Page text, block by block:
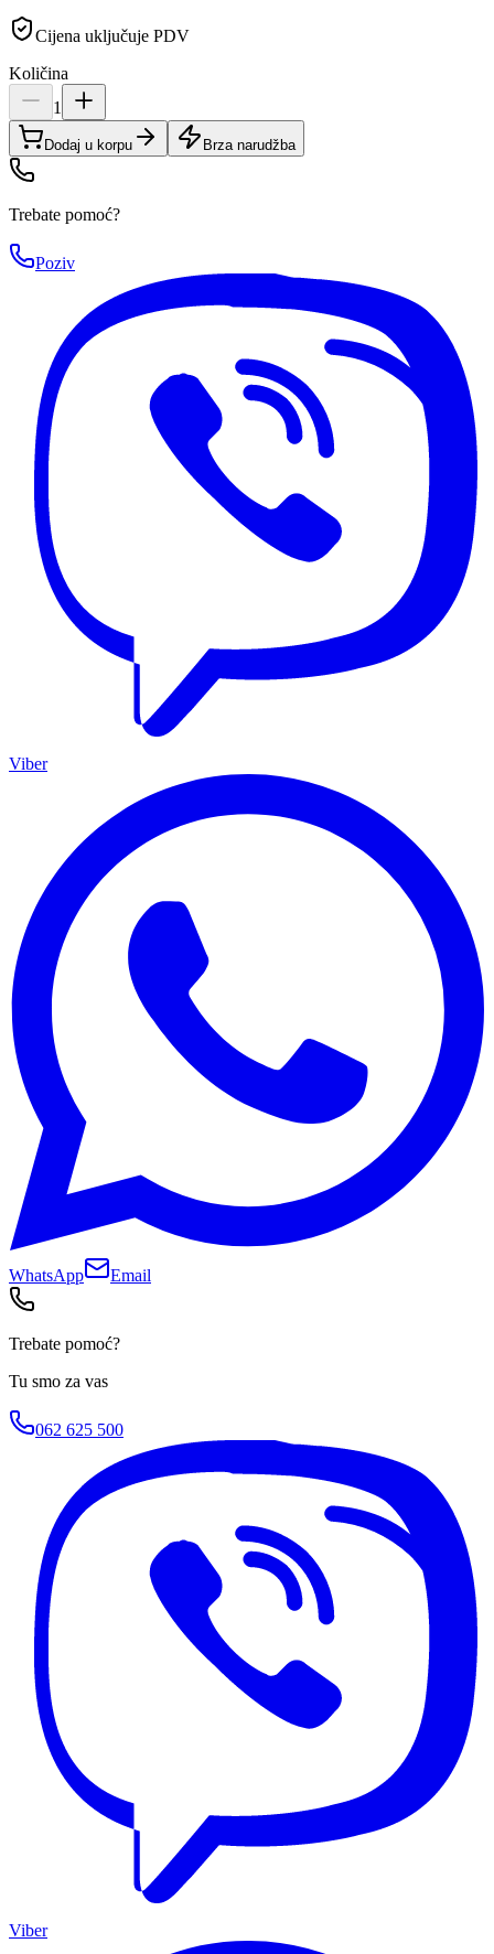
Cijena uključuje PDV
Količina
1
Dodaj u korpu Brza narudžba
Trebate pomoć?
Poziv
Viber
WhatsApp Email
Trebate pomoć?
Tu smo za vas
062 625 500
Viber